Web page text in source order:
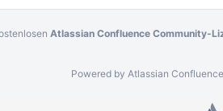
Atlassian Confluence Community-
Powered by Atlassian Confluence